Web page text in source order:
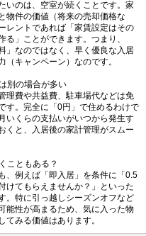
いのは、空室が続くことです。家
物件の価値（将来の売却価格な
レントであれば「家賃設定はその
る」ことができます。つまり、
」なのではなく、早く優良な入居
（キャンペーン）なのです。
別の場合が多い
理費や共益費、駐車場代などは免
す。完全に「0円」で住めるわけで
いくらの支払いがいつから発生す
くと、入居後の家計管理がスムー
こともある？
、例えば「即入居」を条件に「0.5
けてもらえませんか？」といった
。特に引っ越しシーズンオフなど
能性が高まるため、気に入った物
てみる価値はあります。